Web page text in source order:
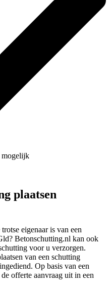
mogelijk
plaatsen
eigenaar is van een
Betonschutting.nl kan ook
voor u verzorgen.
van een schutting
Op basis van een
offerte aanvraag uit in een